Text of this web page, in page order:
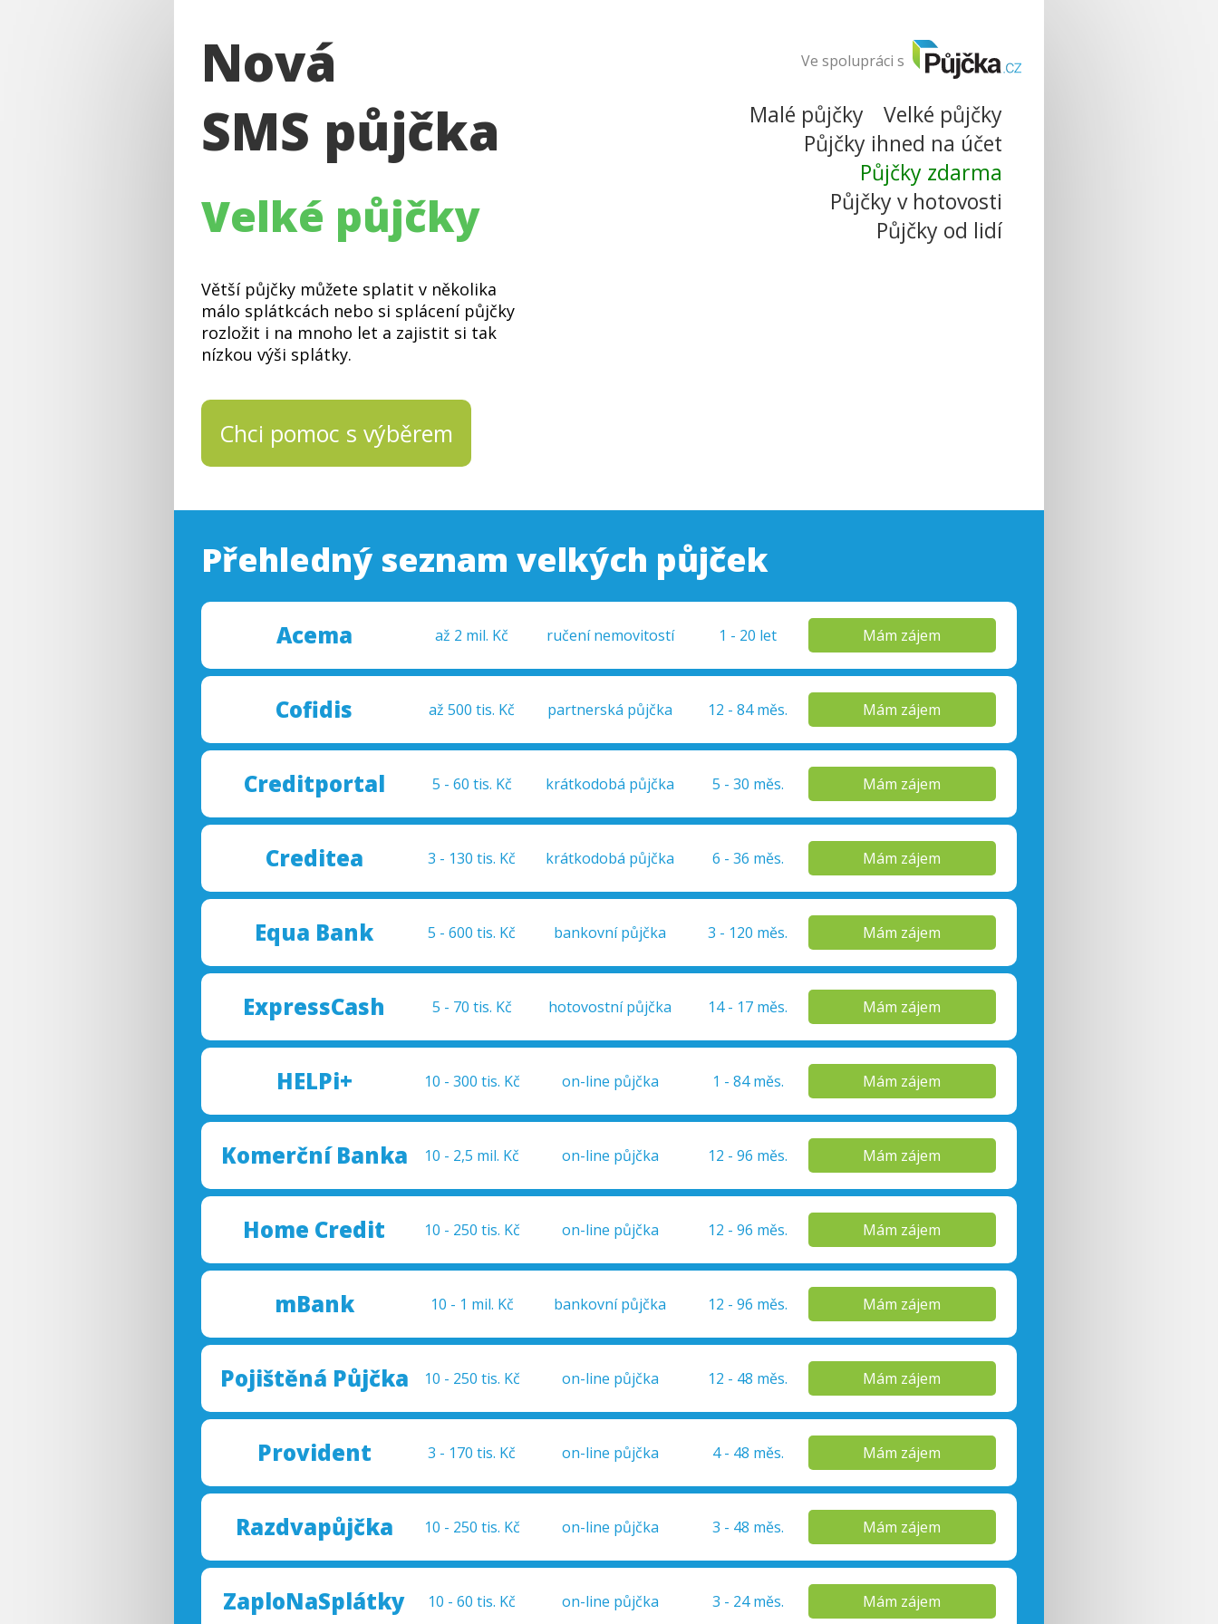
Ve spolupráci s
Malé půjčky
Velké půjčky
Půjčky ihned na účet
Půjčky zdarma
Půjčky v hotovosti
Půjčky od lidí
Nová
SMS půjčka
Velké půjčky
Větší půjčky můžete splatit v několika
málo splátkcách nebo si splácení půjčky
rozložit i na mnoho let a zajistit si tak
nízkou výši splátky.
Chci pomoc s výběrem
Přehledný seznam velkých půjček
Acema až 2 mil. Kč ručení nemovitostí 1 - 20 let Mám zájem
Cofidis až 500 tis. Kč partnerská půjčka 12 - 84 měs. Mám zájem
Creditportal 5 - 60 tis. Kč krátkodobá půjčka 5 - 30 měs. Mám zájem
Creditea 3 - 130 tis. Kč krátkodobá půjčka 6 - 36 měs. Mám zájem
Equa Bank 5 - 600 tis. Kč bankovní půjčka 3 - 120 měs. Mám zájem
ExpressCash 5 - 70 tis. Kč hotovostní půjčka 14 - 17 měs. Mám zájem
HELPi+ 10 - 300 tis. Kč on-line půjčka 1 - 84 měs. Mám zájem
KomerčníBanka 10 - 2,5 mil. Kč on-line půjčka 12 - 96 měs. Mám zájem
Home Credit 10 - 250 tis. Kč on-line půjčka 12 - 96 měs. Mám zájem
mBank 10 - 1 mil. Kč bankovní půjčka 12 - 96 měs. Mám zájem
Pojištěná Půjčka 10 - 250 tis. Kč on-line půjčka 12 - 48 měs. Mám zájem
Provident 3 - 170 tis. Kč on-line půjčka 4 - 48 měs. Mám zájem
Razdvapůjčka 10 - 250 tis. Kč on-line půjčka 3 - 48 měs. Mám zájem
ZaploNaSplátky 10 - 60 tis. Kč on-line půjčka 3 - 24 měs. Mám zájem